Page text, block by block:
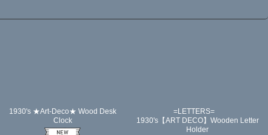
1930's ★Art-Deco★ Wood Desk
Clock
=LETTERS=
1930's【ART DECO】Wooden Letter
Holder